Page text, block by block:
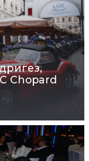
Chopard